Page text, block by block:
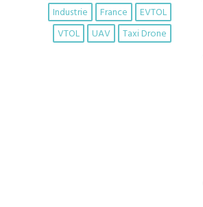
EVTOL
France
Industrie
Taxi Drone
UAV
VTOL